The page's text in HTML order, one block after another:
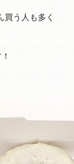
う人も多く